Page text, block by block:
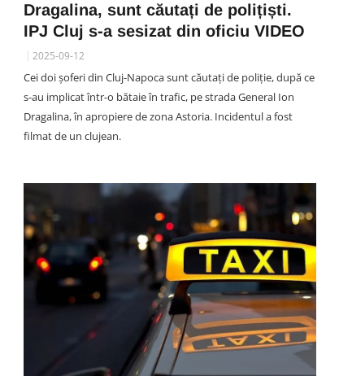
Dragalina, sunt căutați de polițiști.
IPJ Cluj s-a sesizat din oficiu VIDEO
2025-09-12
Cei doi șoferi din Cluj-Napoca sunt căutați de poliție, după ce
s-au implicat într-o bătaie în trafic, pe strada General Ion
Dragalina, în apropiere de zona Astoria. Incidentul a fost
filmat de un clujean.
SOCIAL
Acuzații de „furt la cântar” la
casă într-un supermarket din